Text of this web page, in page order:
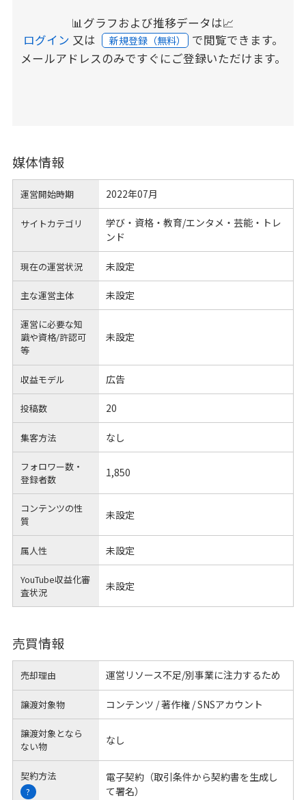
📊グラフおよび推移データは📈
ログイン 又は 新規登録（無料） で閲覧できます。
メールアドレスのみですぐにご登録いただけます。
媒体情報
運営開始時期 2022年07月
サイトカテゴリ
学び・資格・教育/エンタメ・芸能・トレ
ンド
現在の運営状況 未設定
主な運営主体 未設定
運営に必要な知
識や資格/許認可
等
未設定
収益モデル 広告
投稿数 20
集客方法 なし
フォロワー数・
登録者数
1,850
コンテンツの性
質
未設定
属人性 未設定
YouTube収益化審
査状況
未設定
売買情報
売却理由 運営リソース不足/別事業に注力するため
譲渡対象物 コンテンツ / 著作権 / SNSアカウント
譲渡対象となら
ない物
なし
契約方法
?
電子契約（取引条件から契約書を生成し
て署名）